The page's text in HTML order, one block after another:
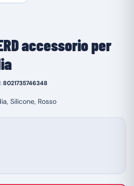
accessorio per
8021735746348
Silicone, Rosso